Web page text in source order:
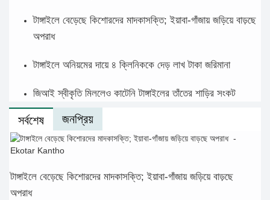
টাঙ্গাইলে বেড়েছে কিশোরদের মাদকাসক্তি; ইয়াবা-গাঁজায় জড়িয়ে বাড়ছে
অপরাধ
টাঙ্গাইলে অনিয়মের দায়ে ৪ ক্লিনিককে দেড় লাখ টাকা জরিমানা
জিআই স্বীকৃতি মিললেও কাটেনি টাঙ্গাইলের তাঁতের শাড়ির সংকট
সর্বশেষ জনপ্রিয়
টাঙ্গাইলে বেড়েছে কিশোরদের মাদকাসক্তি; ইয়াবা-গাঁজায় জড়িয়ে বাড়ছে
অপরাধ